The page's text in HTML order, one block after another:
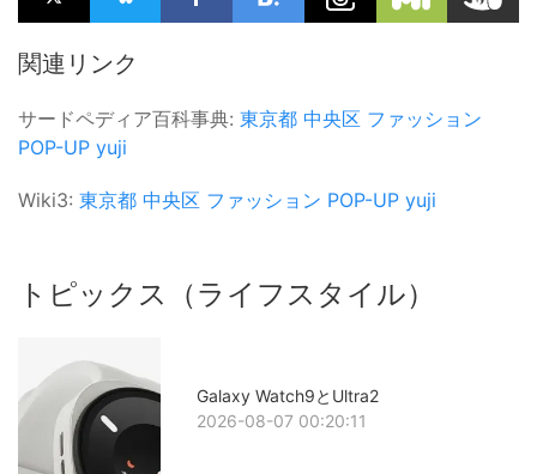
関連リンク
サードペディア百科事典: 東京都 中央区 ファッション
POP-UP yuji
Wiki3: 東京都 中央区 ファッション POP-UP yuji
トピックス（ライフスタイル）
Galaxy Watch9とUltra2
2026-08-07 00:20:11